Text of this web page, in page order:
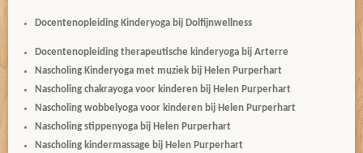
Docentenopleiding Kinderyoga bij Dolfijnwellness
Docentenopleiding therapeutische kinderyoga bij Arterre
Nascholing Kinderyoga met muziek bij Helen Purperhart
Nascholing chakrayoga voor kinderen bij Helen Purperhart
Nascholing wobbelyoga voor kinderen bij Helen Purperhart
Nascholing stippenyoga bij Helen Purperhart
Nascholing kindermassage bij Helen Purperhart